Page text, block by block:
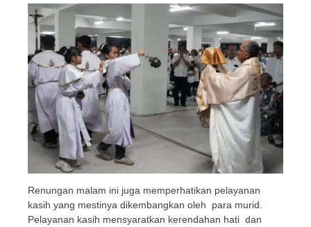
Renungan malam ini juga memperhatikan pelayanan
kasih yang mestinya dikembangkan oleh para murid.
Pelayanan kasih mensyaratkan kerendahan hati dan